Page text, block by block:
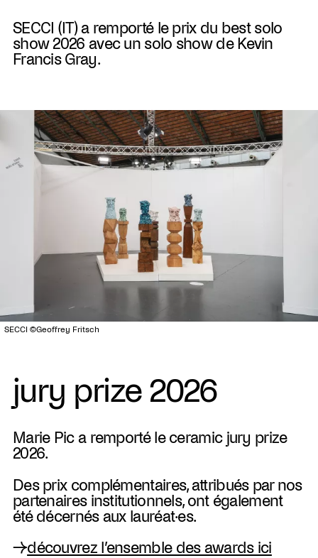
SECCI (IT) a remporté le prix du best solo
show 2026 avec un solo show de Kevin
Francis Gray.
SECCI ©Geoffrey Fritsch
jury prize 2026
Marie Pic a remporté le ceramic jury prize
2026.
Des prix complémentaires, attribués par nos
partenaires institutionnels, ont également
été décernés aux lauréat·es.
→découvrez l’ensemble des awards ici